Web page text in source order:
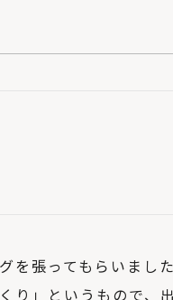
を張ってもらいまし
」というもので、出